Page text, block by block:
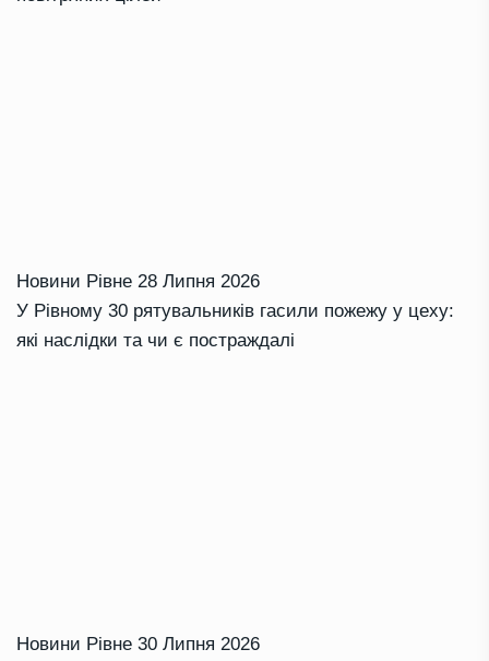
Новини Рівне 28 Липня 2026
У Рівному 30 рятувальників гасили пожежу у цеху:
які наслідки та чи є постраждалі
Новини Рівне 30 Липня 2026